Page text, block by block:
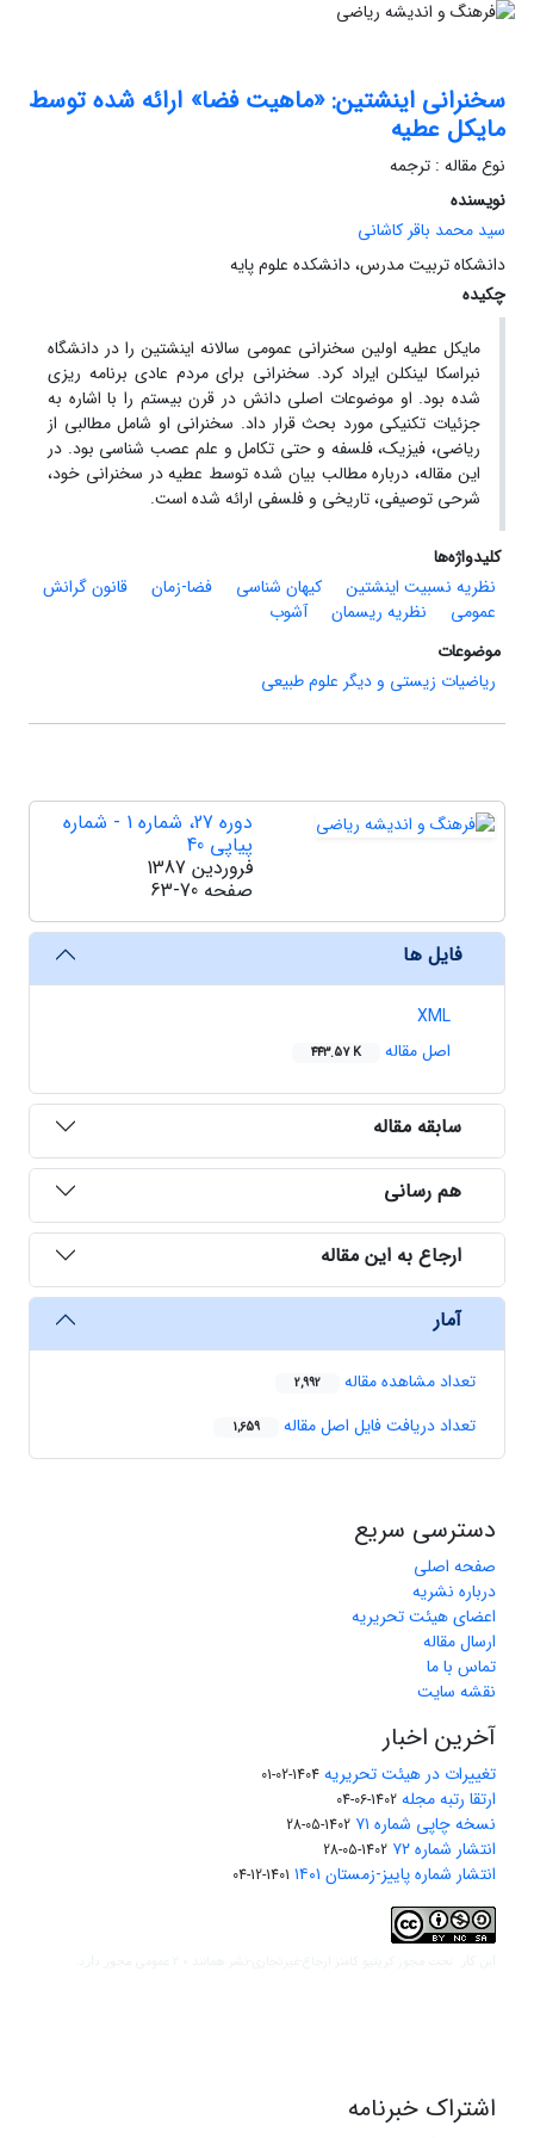
سخنرانی اینشتین: «ماهیت فضا» ارائه شده توسط
مایکل عطیه
نوع مقاله : ترجمه
نویسنده
سید محمد باقر کاشانی
دانشکاه تربیت مدرس، دانشکده علوم پایه
چکیده
مایکل عطیه اولین سخنرانی عمومی سالانه اینشتین را در دانشگاه
نبراسکا لینکلن ایراد کرد. سخنرانی برای مردم عادی برنامه ریزی
شده بود. او موضوعات اصلی دانش در قرن بیستم را با اشاره به
جزئیات تکنیکی مورد بحث قرار داد. سخنرانی او شامل مطالبی از
ریاضی، فیزیک، فلسفه و حتی تکامل و علم عصب شناسی بود. در
این مقاله، درباره مطالب بیان شده توسط عطیه در سخنرانی خود،
شرحی توصیفی، تاریخی و فلسفی ارائه شده است.
کلیدواژه‌ها
نظریه نسبیت اینشتین
کیهان شناسی فضا-زمان
قانون گرانش
عمومی
نظریه ریسمان
آشوب
موضوعات
ریاضیات زیستی و دیگر علوم طبیعی
دوره 27، شماره 1 - شماره
پیاپی 40
فروردین 1387
صفحه 63-70
فایل ها
XML
اصل مقاله
443.57 K
سابقه مقاله
هم رسانی
ارجاع به این مقاله
آمار
تعداد مشاهده مقاله 2,992
تعداد دریافت فایل اصل مقاله 1,659
دسترسی سریع
صفحه اصلی
درباره نشریه
اعضای هیئت تحریریه
ارسال مقاله
تماس با ما
نقشه سایت
آخرین اخبار
تغییرات در هیئت تحریریه 1404-02-01
ارتقا رتبه مجله 1402-06-04
نسخه چاپی شماره ۷۱ 1402-05-28
انتشار شماره ۷۲ 1402-05-28
انتشار شماره پاییز-زمستان ۱۴۰۱ 1401-12-04
اشتراک خبرنامه